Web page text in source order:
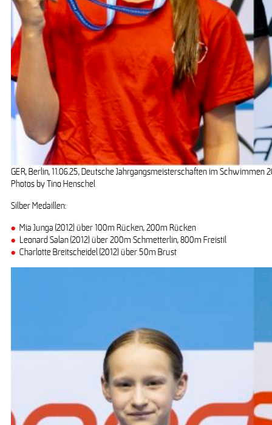
GER, Berlin, 11.06.25, Deutsche Jahrgangsmeisterschaften im Schwimmen
Photos by Tino Henschel
Silber Medaillen:
Mia Junga (2012) über 100m Rücken, 200m Rücken
Leonard Salan (2012) über 200m Schmetterlin, 800m Freistil
Charlotte Breitscheidel (2012) über 50m Brust